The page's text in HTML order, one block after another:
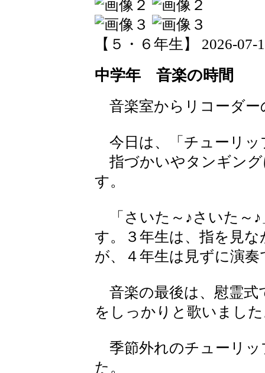
【５・６年生】 2026-07-
中学年 音楽の時間
音楽室からリコーダー
今日は、「チューリッ
指づかいやタンギング
す。
「さいた～♪さいた～♪
す。３年生は、指を見
が、４年生は見ずに演
音楽の最後は、慰霊式
をしっかりと歌いまし
季節外れのチューリッ
た。